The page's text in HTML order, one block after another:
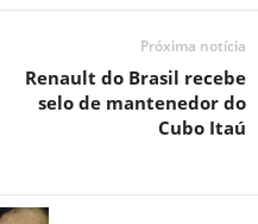
Próxima notícia
Renault do Brasil recebe
selo de mantenedor do
Cubo Itaú